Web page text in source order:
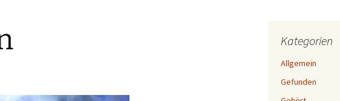
Kategorien
Allgemein
Gefunden